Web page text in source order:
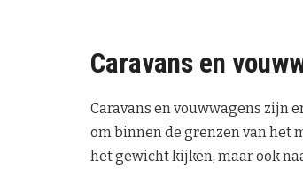
Caravans en
Caravans en vouwwagens zijn
om binnen de grenzen van het
het gewicht kijken, maar ook